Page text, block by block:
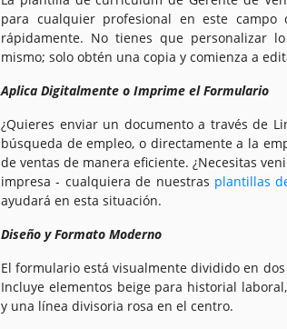
para cualquier profesional en este
rápidamente. No tienes que personalizar
mismo; solo obtén una copia y comienza a
Aplica Digitalmente o Imprime el Formulario
¿Quieres enviar un documento a través de
búsqueda de empleo, o directamente a la
de ventas de manera eficiente. ¿Necesitas
impresa - cualquiera de nuestras plantillas
ayudará en esta situación.
Diseño y Formato Moderno
El formulario está visualmente dividido en
Incluye elementos beige para historial
y una línea divisoria rosa en el centro.